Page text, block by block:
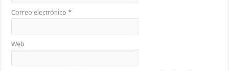
Correo electrónico*
Web